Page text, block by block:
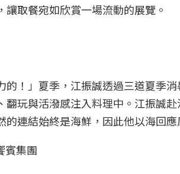
取餐宛如欣賞一場流動的展覽。
的！」夏季，江振誠透過三道夏季
玩與活潑感注入料理中。江振誠
連結始終是海鮮，因此他以海回應